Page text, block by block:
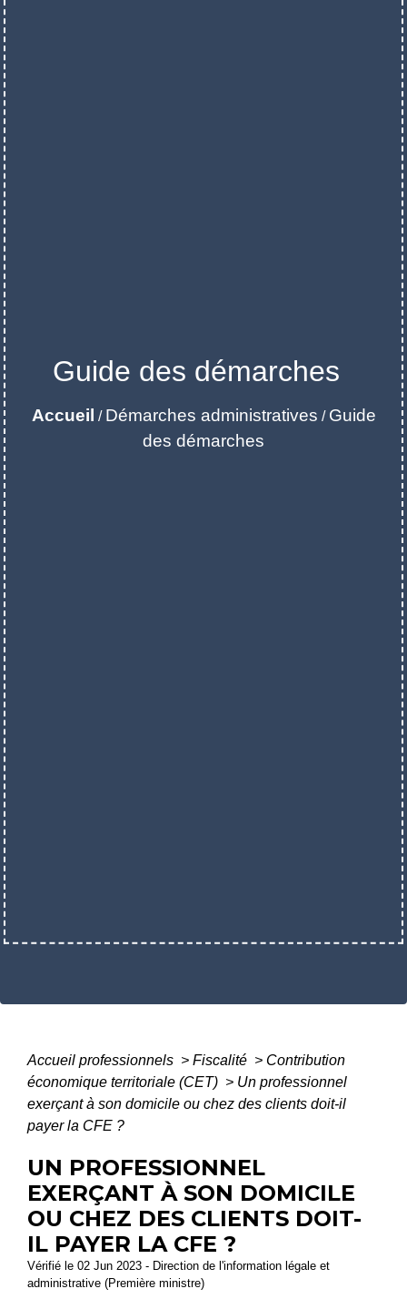
Guide des démarches
Accueil / Démarches administratives / Guide
des démarches
Accueil professionnels > Fiscalité > Contribution
économique territoriale (CET) > Un professionnel
exerçant à son domicile ou chez des clients doit-il
payer la CFE ?
UN PROFESSIONNEL
EXERÇANT À SON DOMICILE
OU CHEZ DES CLIENTS DOIT-
IL PAYER LA CFE ?
Vérifié le 02 Jun 2023 - Direction de l'information légale et
administrative (Première ministre)